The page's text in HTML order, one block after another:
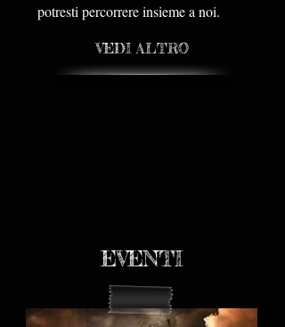
potresti percorrere insieme a noi.
VEDI ALTRO
EVENTI